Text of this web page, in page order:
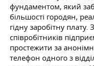
фундаментом, який
більшості городян,
гідну заробітну
співробітників
простежити за
телефон одного з